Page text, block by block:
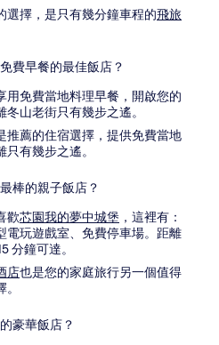
選擇，是只有幾分鐘車程的飛旅
費早餐的最佳飯店？
用免費當地料理早餐，開啟您的
山老街只有幾步之遙。
推薦的住宿選擇，提供免費當地
有幾步之遙。
棒的親子飯店？
歡芯園我的夢中城堡 ，這裡有：
電玩遊戲室、免費停車場。距離
分鐘可達。
店也是您的家庭旅行另一個值得
豪華飯店？